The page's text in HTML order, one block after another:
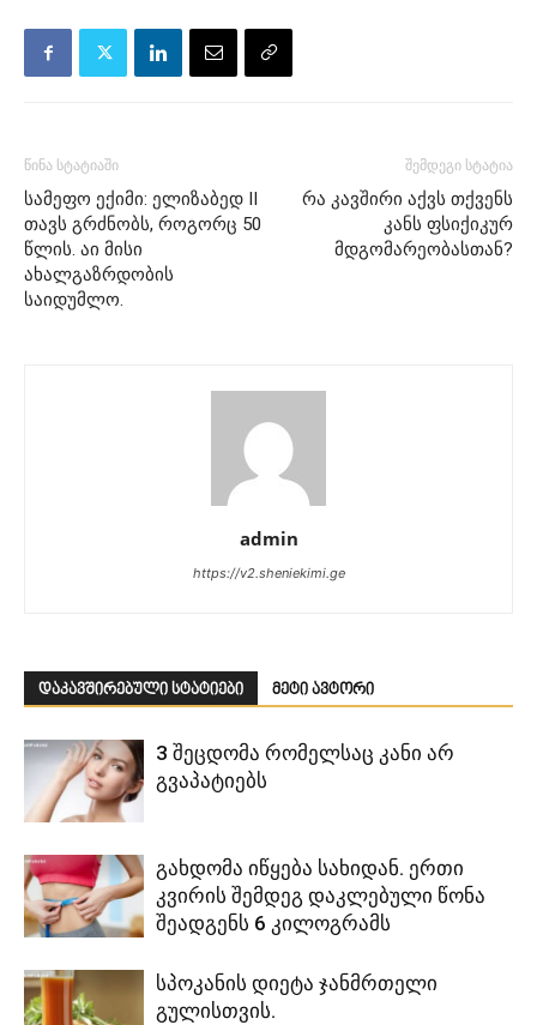
წინა სტატიაში
სამეფო ექიმი: ელიზაბედ II
თავს გრძნობს, როგორც 50
წლის. აი მისი
ახალგაზრდობის
საიდუმლო.
შემდეგი სტატია
რა კავშირი აქვს თქვენს
კანს ფსიქიკურ
მდგომარეობასთან?
admin
https://v2.sheniekimi.ge
დაკავშირებული სტატიები მეტი ავტორი
3 შეცდომა რომელსაც კანი არ
გვაპატიებს
გახდომა იწყება სახიდან. ერთი
კვირის შემდეგ დაკლებული წონა
შეადგენს 6 კილოგრამს
სპოკანის დიეტა ჯანმრთელი
გულისთვის.